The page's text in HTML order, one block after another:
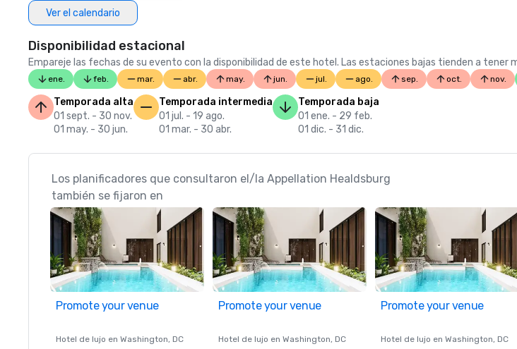
Ver el calendario
Disponibilidad estacional
Empareje las fechas de su evento con la disponibilidad de este hotel. Las estaciones bajas tienden a tener
ene. feb. mar. abr. may. jun. jul. ago. sep. oct. nov.
Temporada alta
01 sept. - 30 nov.
01 may. - 30 jun.
Temporada intermedia
01 jul. - 19 ago.
01 mar. - 30 abr.
Temporada baja
01 ene. - 29 feb.
01 dic. - 31 dic.
Los planificadores que consultaron el/la Appellation Healdsburg
también se fijaron en
Promote your venue
Hotel de lujo en Washington, DC
Promote your venue
Hotel de lujo en Washington, DC
Promote your venue
Hotel de lujo en Washington, DC